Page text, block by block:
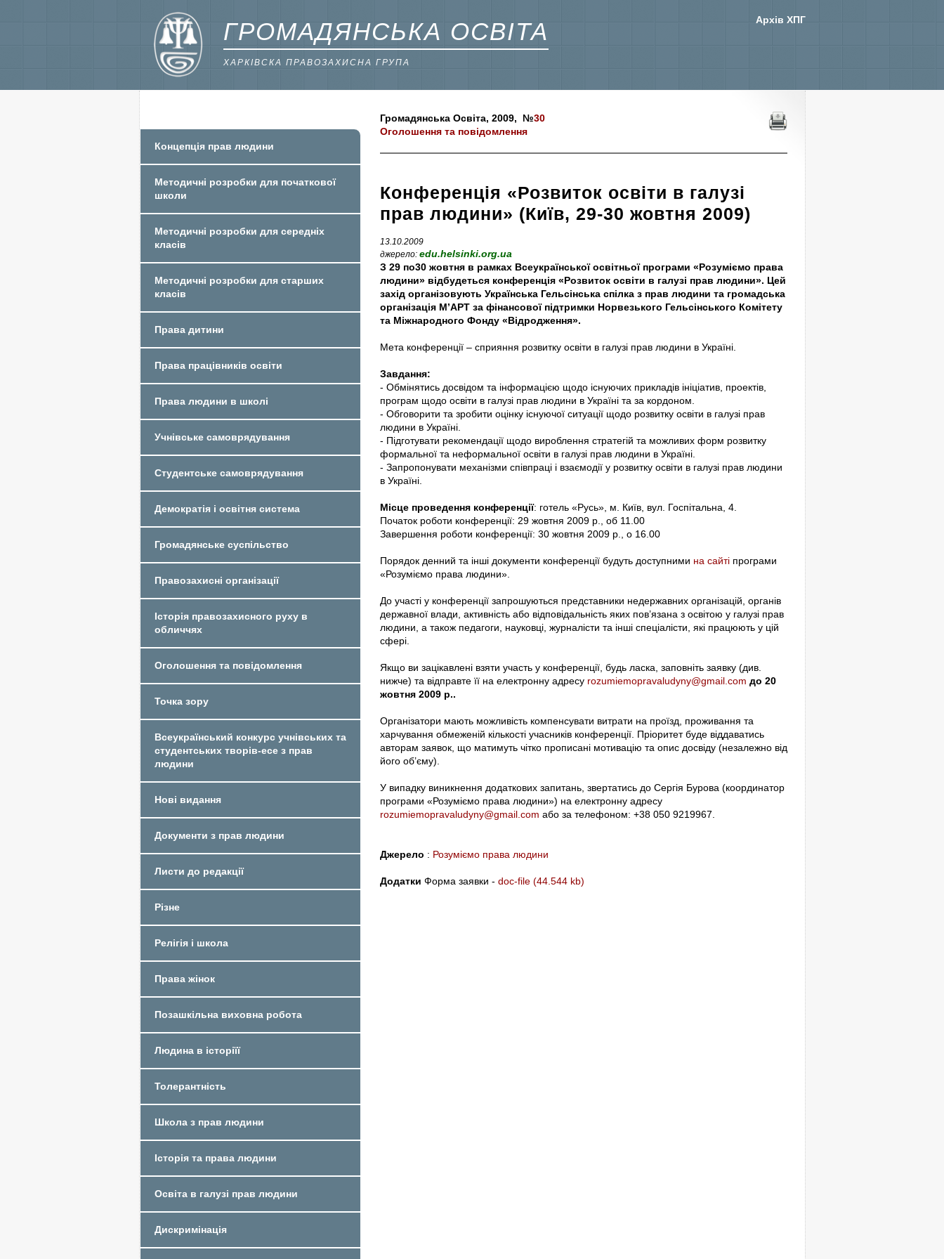
ГРОМАДЯНСЬКА ОСВІТА
ХАРКІВСКА ПРАВОЗАХИСНА ГРУПА
Архів ХПГ
Громадянська Освіта, 2009, №30
Оголошення та повідомлення
Конференція «Розвиток освіти в галузі
прав людини» (Київ, 29-30 жовтня 2009)
13.10.2009
джерело: edu.helsinki.org.ua
З 29 по30 жовтня в рамках Всеукраїнської освітньої програми «Розуміємо права
людини» відбудеться конференція «Розвиток освіти в галузі прав людини». Цей
захід організовують Українська Гельсінська спілка з прав людини та громадська
організація М’АРТ за фінансової підтримки Норвезького Гельсінського Комітету
та Міжнародного Фонду «Відродження».
Мета конференції – сприяння розвитку освіти в галузі прав людини в Україні.
Завдання:
- Обмінятись досвідом та інформацією щодо існуючих прикладів ініціатив, проектів,
програм щодо освіти в галузі прав людини в Україні та за кордоном.
- Обговорити та зробити оцінку існуючої ситуації щодо розвитку освіти в галузі прав
людини в Україні.
- Підготувати рекомендації щодо вироблення стратегій та можливих форм розвитку
формальної та неформальної освіти в галузі прав людини в Україні.
- Запропонувати механізми співпраці і взаємодії у розвитку освіти в галузі прав людини
в Україні.
Місце проведення конференції: готель «Русь», м. Київ, вул. Госпітальна, 4.
Початок роботи конференції: 29 жовтня 2009 р., об 11.00
Завершення роботи конференції: 30 жовтня 2009 р., о 16.00
Порядок денний та інші документи конференції будуть доступними на сайті програми
«Розуміємо права людини».
До участі у конференції запрошуються представники недержавних організацій, органів
державної влади, активність або відповідальність яких пов’язана з освітою у галузі прав
людини, а також педагоги, науковці, журналісти та інші спеціалісти, які працюють у цій
сфері.
Якщо ви зацікавлені взяти участь у конференції, будь ласка, заповніть заявку (див.
нижче) та відправте її на електронну адресу rozumiemopravaludyny@gmail.com до 20
жовтня 2009 р..
Організатори мають можливість компенсувати витрати на проїзд, проживання та
харчування обмеженій кількості учасників конференції. Пріоритет буде віддаватись
авторам заявок, що матимуть чітко прописані мотивацію та опис досвіду (незалежно від
його об’єму).
У випадку виникнення додаткових запитань, звертатись до Сергія Бурова (координатор
програми «Розуміємо права людини») на електронну адресу
rozumiemopravaludyny@gmail.com або за телефоном: +38 050 9219967.
Джерело : Розуміємо права людини
Додатки Форма заявки - doc-file (44.544 kb)
Концепція прав людини
Методичні розробки для початкової
школи
Методичні розробки для середніх
класів
Методичні розробки для старших
класів
Права дитини
Права працівників освіти
Права людини в школі
Учнівське самоврядування
Студентське самоврядування
Демократія і освітня система
Громадянське суспільство
Правозахисні організації
Історія правозахисного руху в
обличчях
Оголошення та повідомлення
Точка зору
Всеукраїнський конкурс учнівських та
студентських творів-есе з прав
людини
Нові видання
Документи з прав людини
Листи до редакції
Різне
Релігія і школа
Права жінок
Позашкільна виховна робота
Людина в історіїї
Толерантність
Школа з прав людини
Історія та права людини
Освіта в галузі прав людини
Дискримінація